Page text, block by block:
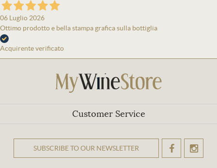
06 Luglio 2026
Ottimo prodotto e bella stampa grafica sulla bottiglia
Acquirente verificato
Customer Service
SUBSCRIBE TO OUR NEWSLETTER